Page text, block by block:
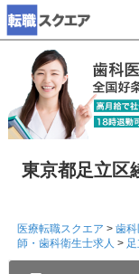
東京都足立区
医療転職スクエア > 歯
師・歯科衛生士求人 >